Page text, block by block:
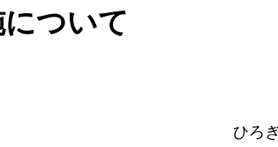
ついて
ひろ